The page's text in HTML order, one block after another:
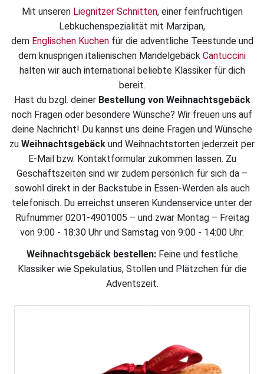
Mit unseren Liegnitzer Schnitten, einer feinfruchtigen
Lebkuchenspezialität mit Marzipan,
dem Englischen Kuchenfür die adventliche Teestunde und
dem knusprigen italienischen Mandelgebäck Cantuccini
halten wir auch international beliebte Klassiker für dich
bereit.
Hast du bzgl. deiner Bestellung von Weihnachtsgebäck
noch Fragen oder besondere Wünsche? Wir freuen uns auf
deine Nachricht! Du kannst uns deine Fragen und Wünsche
zu Weihnachtsgebäck und Weihnachtstorten jederzeit per
E-Mail bzw. Kontaktformular zukommen lassen. Zu
Geschäftszeiten sind wir zudem persönlich für sich da –
sowohl direkt in der Backstube in Essen-Werden als auch
telefonisch. Du erreichst unseren Kundenservice unter der
Rufnummer 0201-4901005 – und zwar Montag – Freitag
von 9:00 - 18:30 Uhr und Samstag von 9:00 - 14:00 Uhr.
Weihnachtsgebäck bestellen:Feine und festliche
Klassiker wie Spekulatius, Stollen und Plätzchen für die
Adventszeit.